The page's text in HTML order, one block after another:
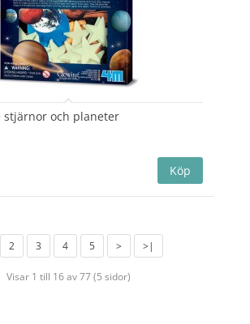
stjärnor och planeter
2 3 4 5 > >|
Visar 1 till 16 av 77 (5 sidor)